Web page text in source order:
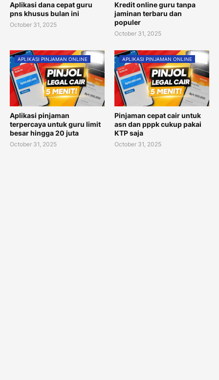
Aplikasi dana cepat guru
pns khusus bulan ini
October 31, 2025
Kredit online guru tanpa
jaminan terbaru dan
populer
October 31, 2025
APLIKASI PINJAMAN ONLINE
Aplikasi pinjaman
terpercaya untuk guru limit
besar hingga 20 juta
October 31, 2025
APLIKASI PINJAMAN ONLINE
Pinjaman cepat cair untuk
asn dan pppk cukup pakai
KTP saja
October 31, 2025